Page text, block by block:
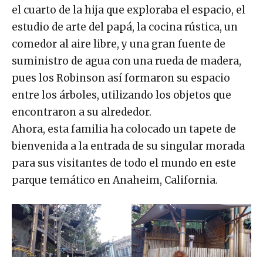
el cuarto de la hija que exploraba el espacio, el
estudio de arte del papá, la cocina rústica, un
comedor al aire libre, y una gran fuente de
suministro de agua con una rueda de madera,
pues los Robinson así formaron su espacio
entre los árboles, utilizando los objetos que
encontraron a su alrededor.
Ahora, esta familia ha colocado un tapete de
bienvenida a la entrada de su singular morada
para sus visitantes de todo el mundo en este
parque temático en Anaheim, California.